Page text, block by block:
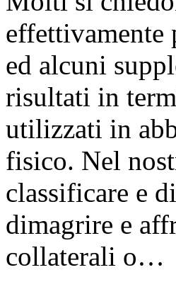
effettivamente
ed alcuni
risultati in
utilizzati in
fisico. Nel
classificare e
dimagrire e
collaterali o…